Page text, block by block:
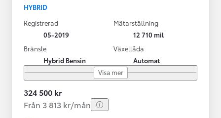
HYBRID
Registrerad
05-2019
Mätarställning
12 710 mil
Bränsle
Hybrid Bensin
Växellåda
Automat
Visa mer
324 500 kr
Från 3 813 kr/mån